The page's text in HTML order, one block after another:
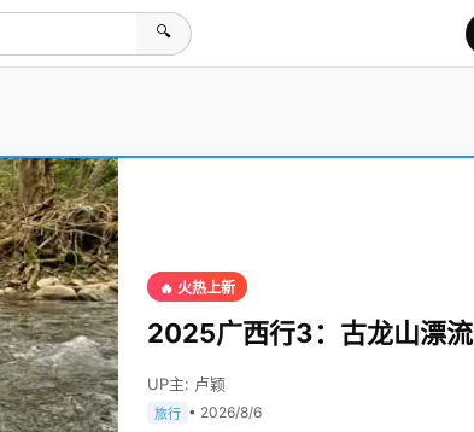
🔍
🔥 火热上新
2025广西行3：古龙山漂流
UP主: 卢颖
旅行 • 2026/8/6